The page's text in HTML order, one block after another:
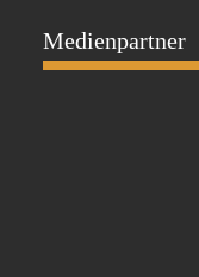
Medienpartner